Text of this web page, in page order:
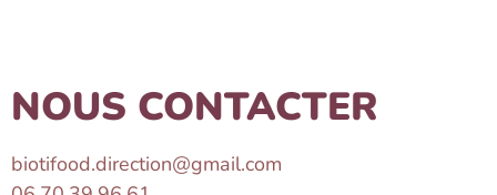
NOUS CONTACTER
biotifood.direction@gmail.com